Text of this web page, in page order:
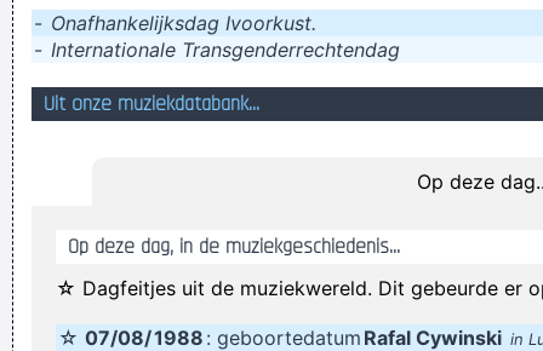
regent het tussen een en twee valt het water naar benee
ik moet gereanimeerd worden met een defivibrator.
Aqui presumiendo lo que me como todos los dias
Hello my name is Matthew D'Agati. I am a total spam cunt and
leuk ze zulen ook honger gehad heben en als je honger hebd
De nietmachine van de vervelende collega niet niet goed. Net
goed.
- Onafhankelijksdag Ivoorkust.
- Internationale Transgenderrechtendag
Uit onze muziekdatabank...
Op deze
Op deze dag, in de muziekgeschiedenis...
☆ Dagfeitjes uit de muziekwereld. Dit gebeurde er
☆ 07/08/1988 : geboortedatum Rafal Cywinski in